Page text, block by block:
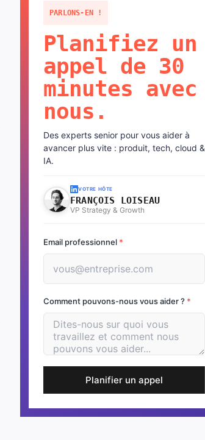
PARLONS-EN !
Planifiez un
appel de 30
minutes avec
nous.
Des experts senior pour vous aider à
avancer plus vite : produit, tech, cloud &
IA.
VOTRE HÔTE
FRANÇOIS LOISEAU
VP Strategy & Growth
Email professionnel *
Comment pouvons-nous vous aider ? *
Planifier un appel